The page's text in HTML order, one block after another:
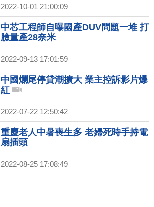
2022-10-01 21:00:09
中芯工程師自曝國產DUV問題一堆 打
臉量產28奈米
2022-09-13 17:01:59
中國爛尾停貸潮擴大 業主控訴影片爆
紅
2022-07-22 12:50:42
重慶老人中暑喪生多 老婦死時手持電
扇插頭
2022-08-25 17:08:49